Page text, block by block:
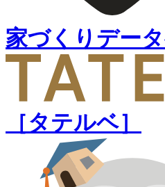
家づくりデー
［タテルベ］